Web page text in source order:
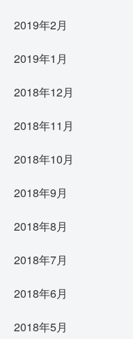
2019年2月
2019年1月
2018年12月
2018年11月
2018年10月
2018年9月
2018年8月
2018年7月
2018年6月
2018年5月